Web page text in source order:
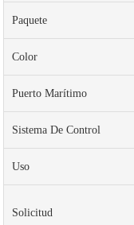
Paquete
Color
Puerto Marítimo
Sistema De Control
Uso
Solicitud